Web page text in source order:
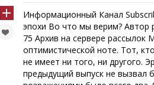
Информационный Канал
эпохи Во что мы верим? Автор
75 Архив на сервере
оптимистической ноте. Тот,
не имеет ни того, ни другого.
предыдущий выпуск не вызвал